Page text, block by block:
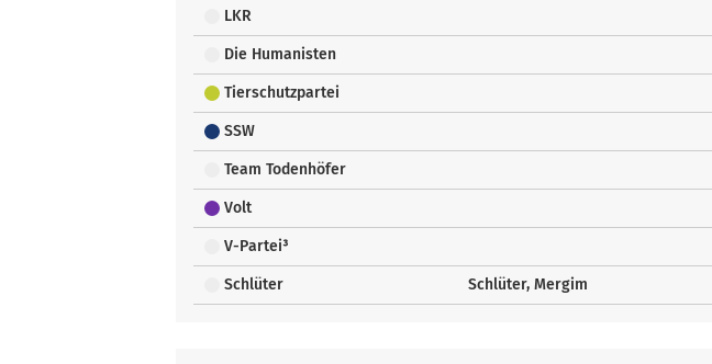
LKR
Die Humanisten
Tierschutzpartei
SSW
Team Todenhöfer
Volt
V-Partei³
Schlüter Schlüter, Mergim